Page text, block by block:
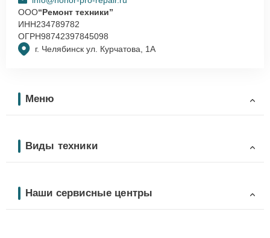
г. Челябинск ул. Курчатова, 1А
ООО“Ремонт техники”
ИНН234789782
ОГРН98742397845098
Меню
Виды техники
Наши сервисные центры